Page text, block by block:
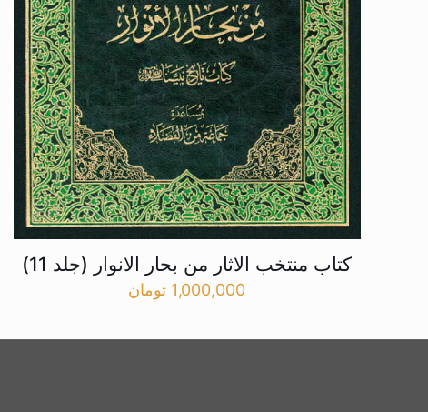
کتاب منتخب الاثار من بحار الانوار (جلد 11)
1,000,000 تومان